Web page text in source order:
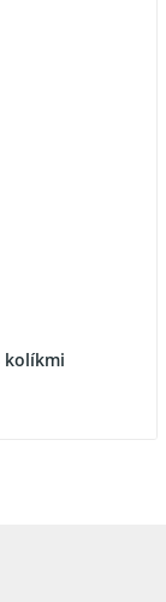
kolíkmi